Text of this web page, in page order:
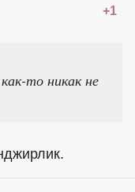
+1
то никак не